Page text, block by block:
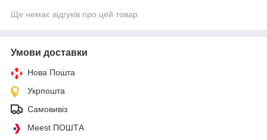
Ще немає відгуків про цей товар
Умови доставки
Нова Пошта
Укрпошта
Самовивіз
Meest ПОШТА